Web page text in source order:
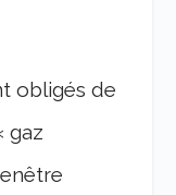
obligés de
gaz